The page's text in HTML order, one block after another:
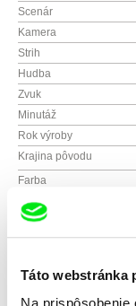
Táto webstránka
Scenár
Kamera
Strih
Hudba
Zvuk
Minutáž
Rok výroby
Krajina pôvodu
Farba
Produkcia
Ocenenia